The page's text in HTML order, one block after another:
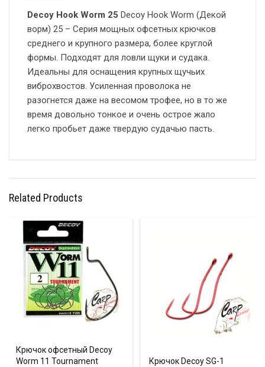
Decoy Hook Worm 25 Decoy Hook Worm (Декой
ворм) 25 – Серия мощных офсетных крючков
среднего и крупного размера, более круглой
формы. Подходят для ловли щуки и судака.
Идеальны для оснащения крупных щучьих
виброхвостов. Усиленная проволока не
разогнется даже на весомом трофее, но в то же
время довольно тонкое и очень острое жало
легко пробьет даже твердую судачью пасть.
Related Products
Крючок офсетный Decoy
Worm 11 Tournament
Крючок Decoy SG-1